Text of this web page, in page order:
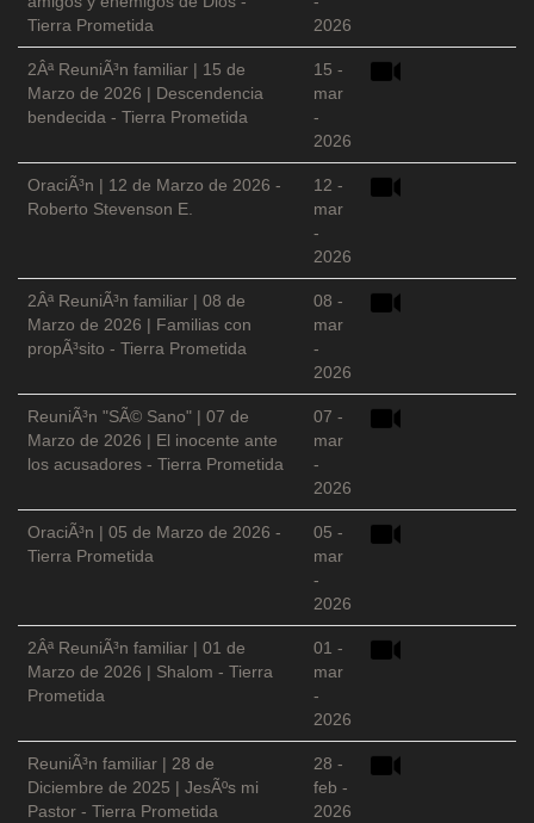
Tierra Prometida
2026
2Âª ReuniÃ³n familiar | 15 de
Marzo de 2026 | Descendencia
bendecida - Tierra Prometida
15 -
mar
-
2026
OraciÃ³n | 12 de Marzo de 2026 -
Roberto Stevenson E.
12 -
mar
-
2026
2Âª ReuniÃ³n familiar | 08 de
Marzo de 2026 | Familias con
propÃ³sito - Tierra Prometida
08 -
mar
-
2026
ReuniÃ³n "SÃ© Sano" | 07 de
Marzo de 2026 | El inocente ante
los acusadores - Tierra Prometida
07 -
mar
-
2026
OraciÃ³n | 05 de Marzo de 2026 -
Tierra Prometida
05 -
mar
-
2026
2Âª ReuniÃ³n familiar | 01 de
Marzo de 2026 | Shalom - Tierra
Prometida
01 -
mar
-
2026
ReuniÃ³n familiar | 28 de
Diciembre de 2025 | JesÃºs mi
Pastor - Tierra Prometida
28 -
feb -
2026